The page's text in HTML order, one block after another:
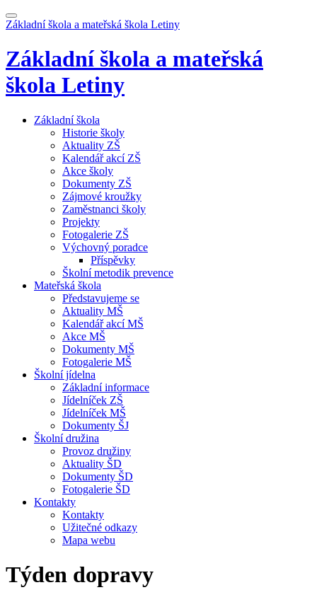
Základní škola a mateřská škola Letiny
Základní škola a mateřská
škola Letiny
Základní škola
Historie školy
Aktuality ZŠ
Kalendář akcí ZŠ
Akce školy
Dokumenty ZŠ
Zájmové kroužky
Zaměstnanci školy
Projekty
Fotogalerie ZŠ
Výchovný poradce
Příspěvky
Školní metodik prevence
Mateřská škola
Představujeme se
Aktuality MŠ
Kalendář akcí MŠ
Akce MŠ
Dokumenty MŠ
Fotogalerie MŠ
Školní jídelna
Základní informace
Jídelníček ZŠ
Jídelníček MŠ
Dokumenty ŠJ
Školní družina
Provoz družiny
Aktuality ŠD
Dokumenty ŠD
Fotogalerie ŠD
Kontakty
Kontakty
Užitečné odkazy
Mapa webu
Týden dopravy